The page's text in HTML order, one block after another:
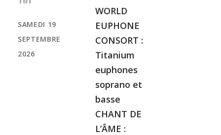
WORLD
EUPHONE
CONSORT :
Titanium
euphones
soprano et
basse
CHANT DE
L’ÂME :
SAMEDI 19
SEPTEMBRE
2026